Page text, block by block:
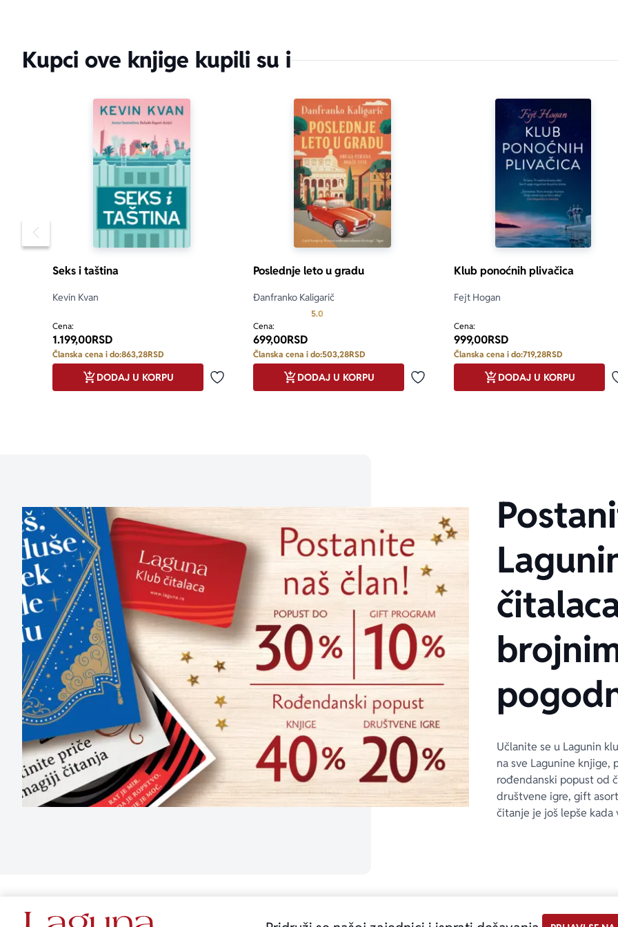
Kupci ove knjige kupili su i
Pomeranje sadržaja slajdera u levo
Seks i taština
Kevin Kvan
Cena:
1.199,00RSD
Članska cena i do:863,28RSD
Dodaj u omiljene
DODAJ U KORPU
Poslednje leto u gradu
Đanfranko Kaligarič
5.0
Cena:
699,00RSD
Članska cena i do:503,28RSD
Dodaj u omiljene
DODAJ U KORPU
Klub ponoćnih plivačica
Fejt Hogan
Cena:
999,00RSD
Članska cena i do:719,28RSD
DODAJ U KORPU
Učlanite se u Lagunin
na sve Lagunine knjige,
rođendanski popust od
društvene igre, gift
čitanje je još lepše kada